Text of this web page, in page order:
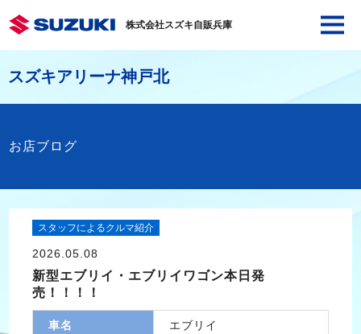
株式会社スズキ自販兵庫
スズキアリーナ神戸北
お店ブログ
スタッフによるクルマ紹介
2026.05.08
新型エブリイ・エブリイワゴン本日発
売！！！！
車名 エブリイ